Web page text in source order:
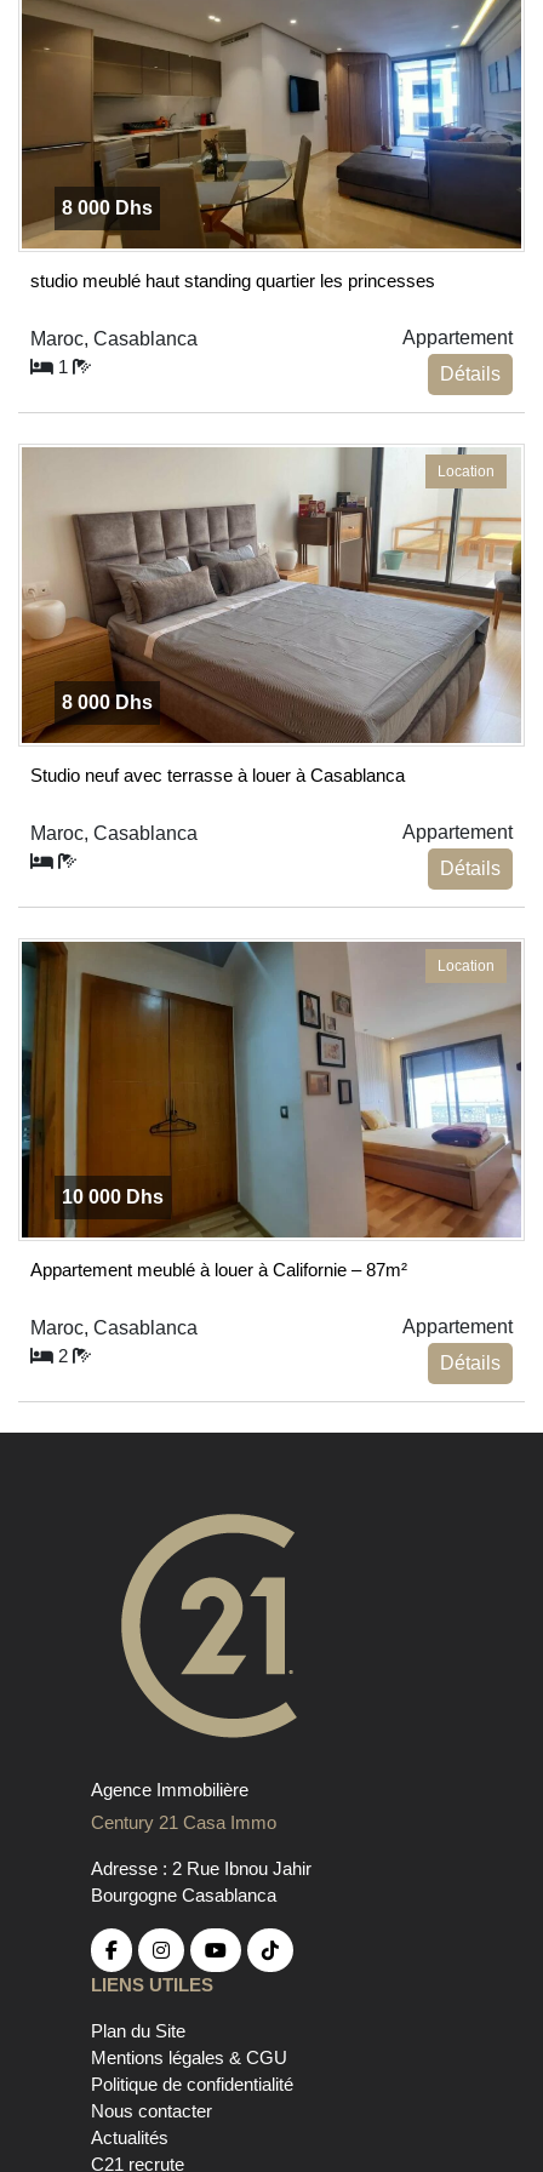
8 000 Dhs
studio meublé haut standing quartier les princesses
Maroc, Casablanca
Appartement
1
Détails
Location
8 000 Dhs
Studio neuf avec terrasse à louer à Casablanca
Maroc, Casablanca
Appartement
Détails
Location
10 000 Dhs
Appartement meublé à louer à Californie – 87m²
Maroc, Casablanca
Appartement
2
Détails
Agence Immobilière
Century 21 Casa Immo
Adresse : 2 Rue Ibnou Jahir
Bourgogne Casablanca
LIENS UTILES
Plan du Site
Mentions légales & CGU
Politique de confidentialité
Nous contacter
Actualités
C21 recrute